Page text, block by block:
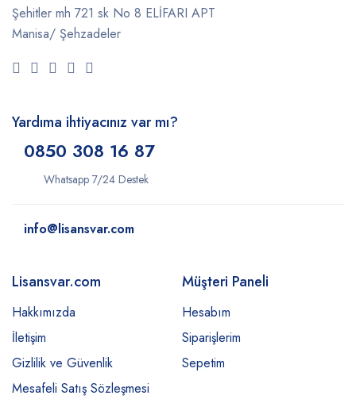
Şehitler mh 721 sk No 8 ELİFARI APT
Manisa/ Şehzadeler
Yardıma ihtiyacınız var mı?
0850 308 16 87
Whatsapp 7/24 Destek
info@lisansvar.com
Lisansvar.com
Hakkımızda
İletişim
Gizlilik ve Güvenlik
Mesafeli Satış Sözleşmesi
Müşteri Paneli
Hesabım
Siparişlerim
Sepetim